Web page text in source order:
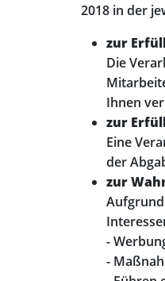
2018 in der
zur
Die
Ihnen
zur
Eine
der
zur
-
-